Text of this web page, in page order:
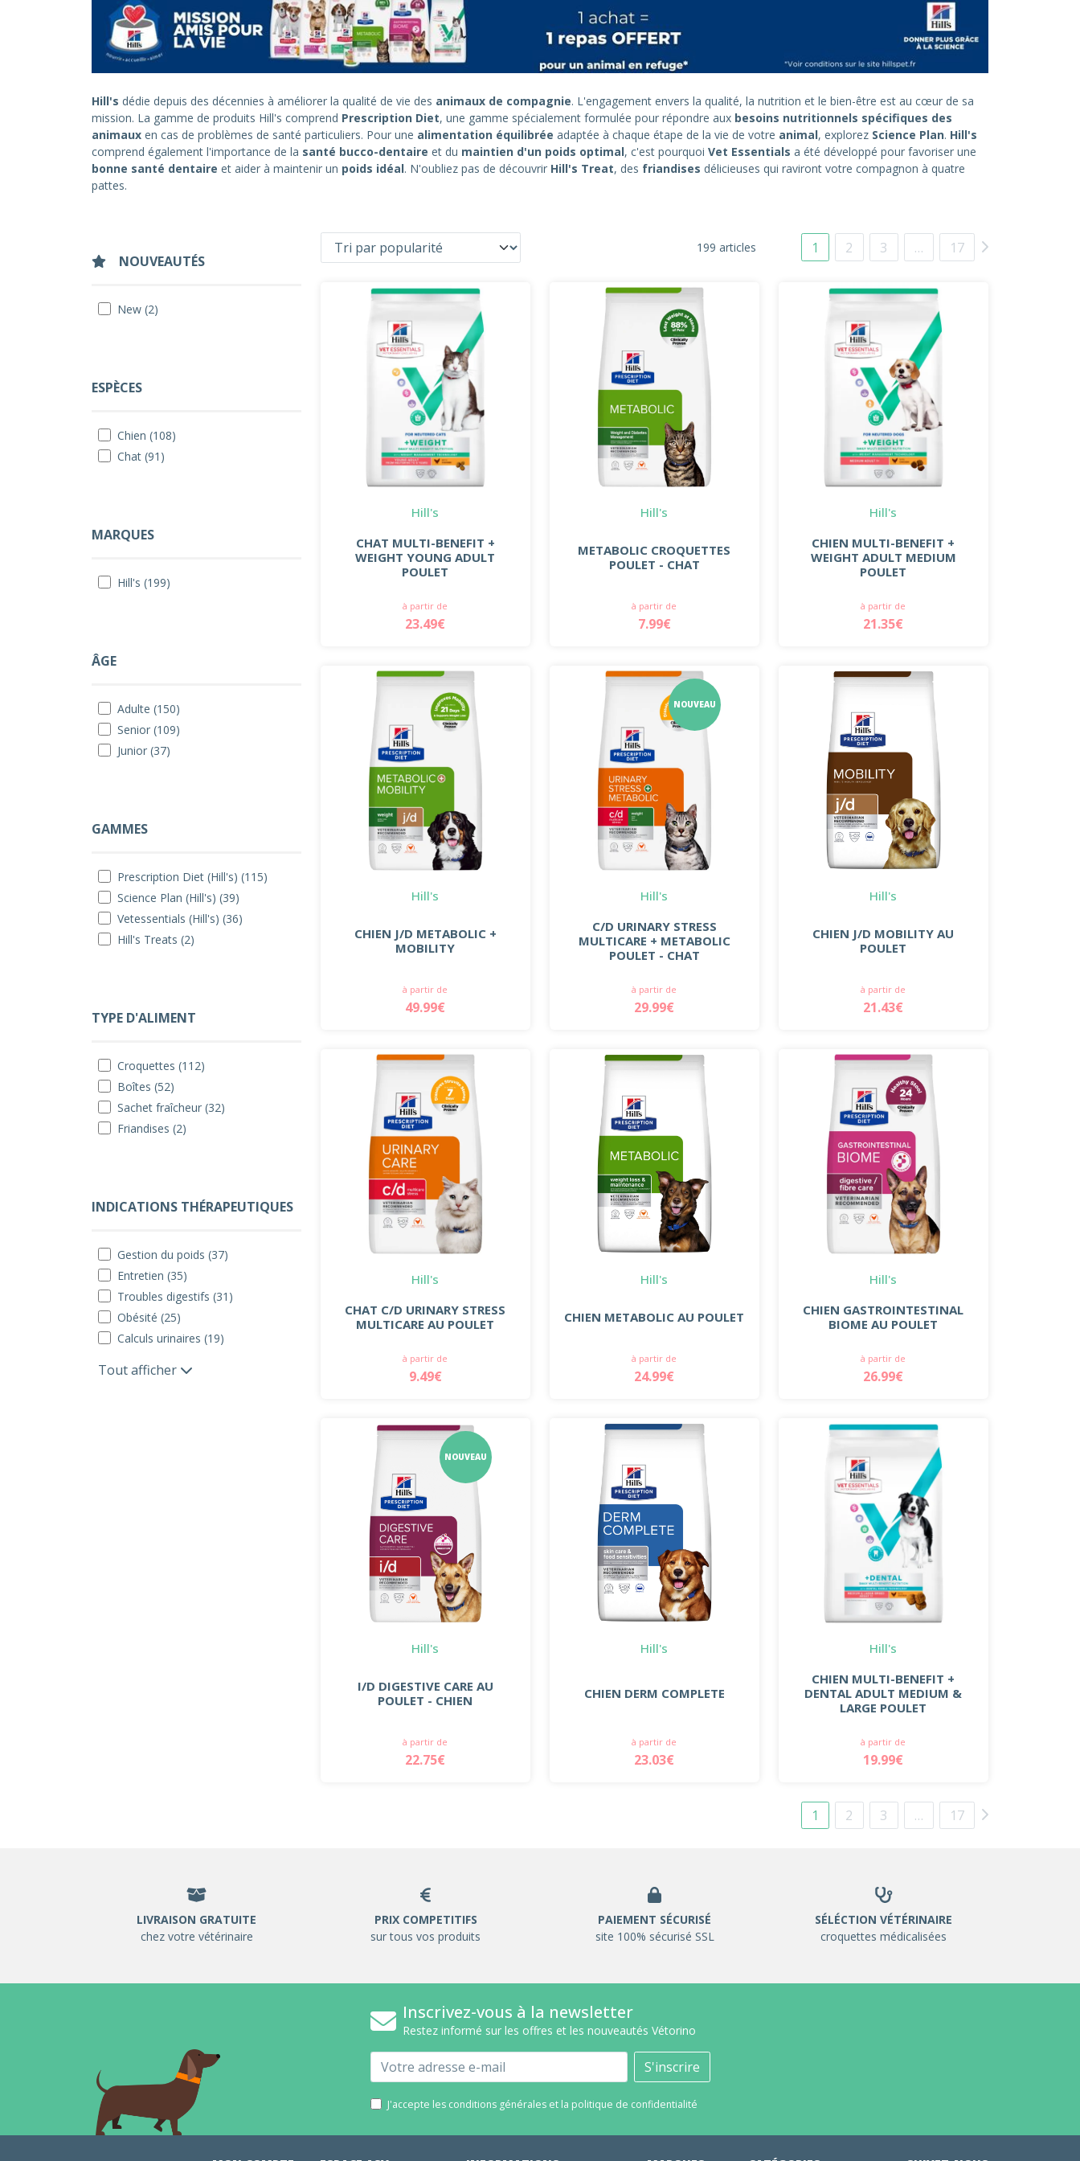
Hill's dédie depuis des décennies à améliorer la qualité de vie des animaux de compagnie. L'engagement envers la qualité, la nutrition et le bien-être est au cœur de sa
mission. La gamme de produits Hill's comprend Prescription Diet, une gamme spécialement formulée pour répondre aux besoins nutritionnels spécifiques des
animaux en cas de problèmes de santé particuliers. Pour une alimentation équilibrée adaptée à chaque étape de la vie de votre animal, explorez Science Plan. Hill's
comprend également l'importance de la santé bucco-dentaire et du maintien d'un poids optimal, c'est pourquoi Vet Essentials a été développé pour favoriser une
bonne santé dentaire et aider à maintenir un poids idéal. N'oubliez pas de découvrir Hill's Treat, des friandises délicieuses qui raviront votre compagnon à quatre
pattes.
NOUVEAUTÉS
New (2)
ESPÈCES
Chien (108)
Chat (91)
MARQUES
Hill's (199)
ÂGE
Adulte (150)
Senior (109)
Junior (37)
GAMMES
Prescription Diet (Hill's) (115)
Science Plan (Hill's) (39)
Vetessentials (Hill's) (36)
Hill's Treats (2)
TYPE D'ALIMENT
Croquettes (112)
Boîtes (52)
Sachet fraîcheur (32)
Friandises (2)
INDICATIONS THÉRAPEUTIQUES
Gestion du poids (37)
Entretien (35)
Troubles digestifs (31)
Obésité (25)
Calculs urinaires (19)
Tout afficher
199 articles 1 2 3 … 17
Hill's
CHAT MULTI-BENEFIT +
WEIGHT YOUNG ADULT
POULET
à partir de
23.49€
Hill's
METABOLIC CROQUETTES
POULET - CHAT
à partir de
7.99€
Hill's
CHIEN MULTI-BENEFIT +
WEIGHT ADULT MEDIUM
POULET
à partir de
21.35€
Hill's
CHIEN J/D METABOLIC +
MOBILITY
à partir de
49.99€
NOUVEAU
Hill's
C/D URINARY STRESS
MULTICARE + METABOLIC
POULET - CHAT
à partir de
29.99€
Hill's
CHIEN J/D MOBILITY AU
POULET
à partir de
21.43€
Hill's
CHAT C/D URINARY STRESS
MULTICARE AU POULET
à partir de
9.49€
Hill's
CHIEN METABOLIC AU POULET
à partir de
24.99€
Hill's
CHIEN GASTROINTESTINAL
BIOME AU POULET
à partir de
26.99€
NOUVEAU
Hill's
I/D DIGESTIVE CARE AU
POULET - CHIEN
à partir de
22.75€
Hill's
CHIEN DERM COMPLETE
à partir de
23.03€
Hill's
CHIEN MULTI-BENEFIT +
DENTAL ADULT MEDIUM &
LARGE POULET
à partir de
19.99€
1 2 3 … 17
LIVRAISON GRATUITE
chez votre vétérinaire
PRIX COMPETITIFS
sur tous vos produits
PAIEMENT SÉCURISÉ
site 100% sécurisé SSL
SÉLÉCTION VÉTÉRINAIRE
croquettes médicalisées
Inscrivez-vous à la newsletter
Restez informé sur les offres et les nouveautés Vétorino
Email S'inscrire
J'accepte les conditions générales et la politique de confidentialité